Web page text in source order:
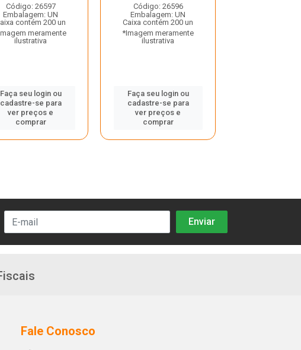
Código: 26597
Embalagem: UN
contém 200 un
meramente
ilustrativa
Faça seu login ou
cadastre-se para
ver preços e
comprar
Código: 26596
Embalagem: UN
Caixa contém 200 un
*Imagem meramente
ilustrativa
Faça seu login ou
cadastre-se para
ver preços e
comprar
Fale Conosco